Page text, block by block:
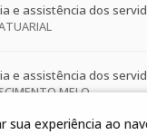
e assistência dos
e assistência dos
MELO
experiência ao